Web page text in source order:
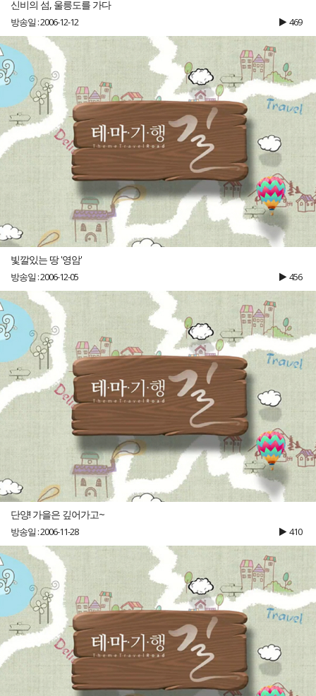
신비의 섬, 울릉도를 가다
방송일 : 2006-12-12 469
빛깔있는 땅 '영암'
방송일 : 2006-12-05 456
단양! 가을은 깊어가고~
방송일 : 2006-11-28 410